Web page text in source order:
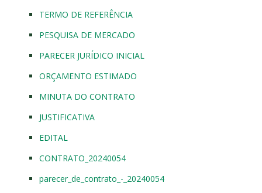
TERMO DE REFERÊNCIA
PESQUISA DE MERCADO
PARECER JURÍDICO INICIAL
ORÇAMENTO ESTIMADO
MINUTA DO CONTRATO
JUSTIFICATIVA
EDITAL
CONTRATO_20240054
parecer_de_contrato_-_20240054